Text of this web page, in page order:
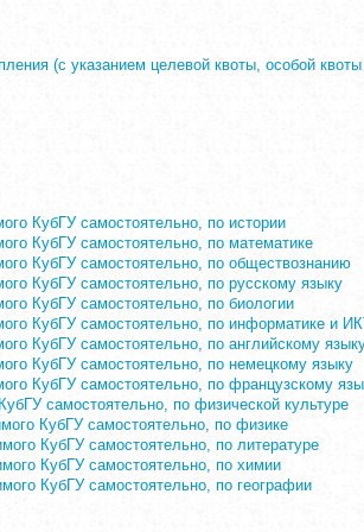
(с указанием целевой квоты, особой
КубГУ самостоятельно, по истории
КубГУ самостоятельно, по математике
КубГУ самостоятельно, по обществознанию
КубГУ самостоятельно, по русскому языку
КубГУ самостоятельно, по биологии
КубГУ самостоятельно, по информатике и
КубГУ самостоятельно, по английскому
КубГУ самостоятельно, по немецкому языку
КубГУ самостоятельно, по французскому
самостоятельно, по физической культуре
КубГУ самостоятельно, по физике
КубГУ самостоятельно, по литературе
КубГУ самостоятельно, по химии
КубГУ самостоятельно, по географии